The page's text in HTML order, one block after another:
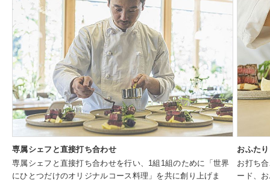
専属シェフと直接打ち合わせ
専属シェフと直接打ち合わせを行い、1組1組のために「世界
にひとつだけのオリジナルコース料理」を共に創り上げま
おふた
お打ち
ード、